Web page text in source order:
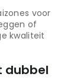
voor
of
kwaliteit
dubbel